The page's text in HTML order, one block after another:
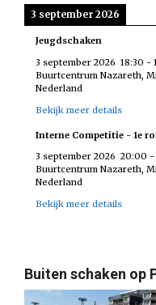
3 september 2026
Jeugdschaken
3 september 2026 18:30 -
Buurtcentrum Nazareth,
Nederland
Bekijk meer details
Interne Competitie - 1e
3 september 2026 20:00 -
Buurtcentrum Nazareth,
Nederland
Bekijk meer details
Buiten schaken op